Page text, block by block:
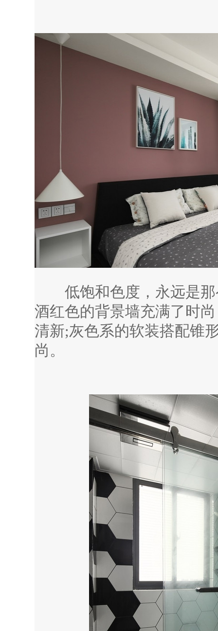
低饱和色度，永远是那
酒红色的背景墙充满了时
清新;灰色系的软装搭配锥
尚。